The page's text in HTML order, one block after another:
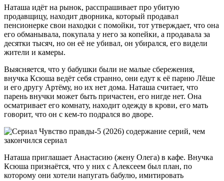
Наташа идёт на рынок, расспрашивает про убитую
продавщицу, находит дворника, который продавал
пенсионерке свои находки с помойки, тот утверждает, что она
его обманывала, покупала у него за копейки, а продавала за
десятки тысяч, но он её не убивал, он убирался, его видели
жители и камеры.
Выясняется, что у бабушки были не малые сбережения,
внучка Ксюша ведёт себя странно, они едут к её парню Лёше
и его другу Артёму, но их нет дома. Наташа считает, что
парень внучки может быть причастен, его нигде нет. Она
осматривает его комнату, находит одежду в крови, его мать
говорит, что он с кем-то подрался во дворе.
Наташа приглашает Анастасию (жену Олега) в кафе. Внучка
Ксюша признаётся, что у них с Алексеем был план, по
которому они хотели напугать бабулю, имитировать